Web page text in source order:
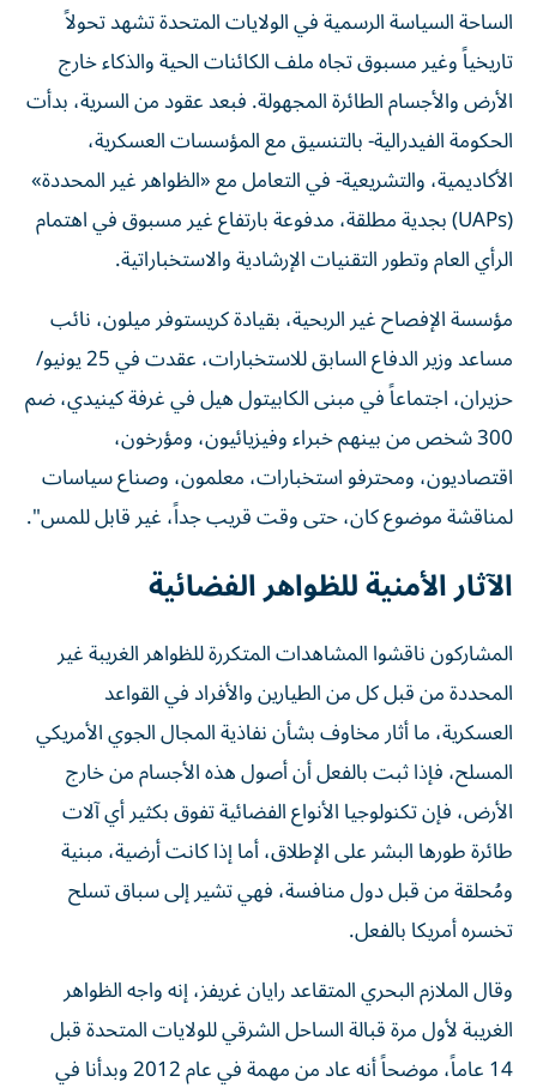
الساحة السياسة الرسمية في الولايات المتحدة تشهد تحولاً
تاريخياً وغير مسبوق تجاه ملف الكائنات الحية والذكاء خارج
الأرض والأجسام الطائرة المجهولة. فبعد عقود من السرية، بدأت
الحكومة الفيدرالية- بالتنسيق مع المؤسسات العسكرية،
الأكاديمية، والتشريعية- في التعامل مع «الظواهر غير المحددة»
(UAPs) بجدية مطلقة، مدفوعة بارتفاع غير مسبوق في اهتمام
الرأي العام وتطور التقنيات الإرشادية والاستخباراتية.
مؤسسة الإفصاح غير الربحية، بقيادة كريستوفر ميلون، نائب
مساعد وزير الدفاع السابق للاستخبارات، عقدت في 25 يونيو/
حزيران، اجتماعاً في مبنى الكابيتول هيل في غرفة كينيدي، ضم
300 شخص من بينهم خبراء وفيزيائيون، ومؤرخون،
اقتصاديون، ومحترفو استخبارات، معلمون، وصناع سياسات
لمناقشة موضوع كان، حتى وقت قريب جداً، غير قابل للمس".
الآثار الأمنية للظواهر الفضائية
المشاركون ناقشوا المشاهدات المتكررة للظواهر الغريبة غير
المحددة من قبل كل من الطيارين والأفراد في القواعد
العسكرية، ما أثار مخاوف بشأن نفاذية المجال الجوي الأمريكي
المسلح، فإذا ثبت بالفعل أن أصول هذه الأجسام من خارج
الأرض، فإن تكنولوجيا الأنواع الفضائية تفوق بكثير أي آلات
طائرة طورها البشر على الإطلاق، أما إذا كانت أرضية، مبنية
ومُحلقة من قبل دول منافسة، فهي تشير إلى سباق تسلح
تخسره أمريكا بالفعل.
وقال الملازم البحري المتقاعد رايان غريفز، إنه واجه الظواهر
الغريبة لأول مرة قبالة الساحل الشرقي للولايات المتحدة قبل
14 عاماً، موضحاً أنه عاد من مهمة في عام 2012 وبدأنا في